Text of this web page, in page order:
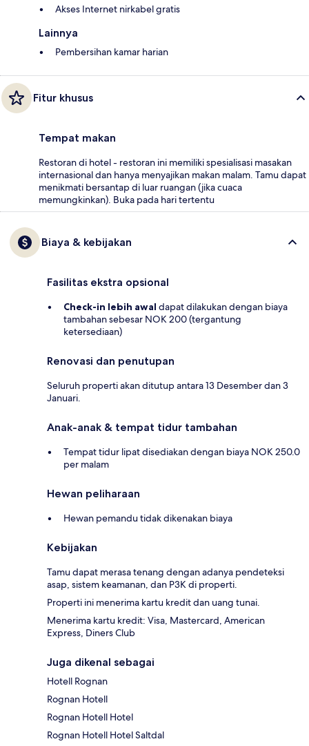
Akses Internet nirkabel gratis
Lainnya
Pembersihan kamar harian
Fitur khusus
Tempat makan
Restoran di hotel - restoran ini memiliki spesialisasi masakan
internasional dan hanya menyajikan makan malam. Tamu dapat
menikmati bersantap di luar ruangan (jika cuaca
memungkinkan). Buka pada hari tertentu
Biaya & kebijakan
Fasilitas ekstra opsional
Check-in lebih awal dapat dilakukan dengan biaya
tambahan sebesar NOK 200 (tergantung
ketersediaan)
Renovasi dan penutupan
Seluruh properti akan ditutup antara 13 Desember dan 3
Januari.
Anak-anak & tempat tidur tambahan
Tempat tidur lipat disediakan dengan biaya NOK 250.0
per malam
Hewan peliharaan
Hewan pemandu tidak dikenakan biaya
Kebijakan
Tamu dapat merasa tenang dengan adanya pendeteksi
asap, sistem keamanan, dan P3K di properti.
Properti ini menerima kartu kredit dan uang tunai.
Menerima kartu kredit: Visa, Mastercard, American
Express, Diners Club
Juga dikenal sebagai
Hotell Rognan
Rognan Hotell
Rognan Hotell Hotel
Rognan Hotell Hotel Saltdal